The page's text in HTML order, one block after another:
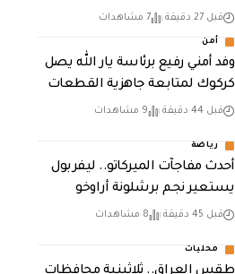
قبل 27 دقيقة 7 مشاهدات
أمن
وفد أمني رفيع برئاسة يار الله يصل
كركوك لمتابعة جاهزية القطعات
قبل 44 دقيقة 9 مشاهدات
رياضة
أحدث مفاجآت الميركاتو.. ليفربول
يستعير نجم برشلونة أراوخو
قبل 45 دقيقة 8 مشاهدات
محليات